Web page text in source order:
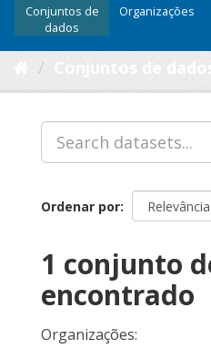
Conjuntos de
dados
Organizações
Ordenar por
1 conjunto
encontrado
Organizações: